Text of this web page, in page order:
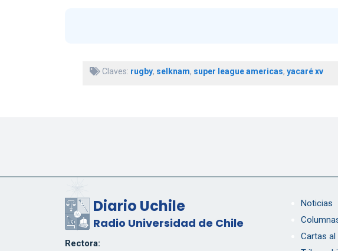
Claves: rugby, selknam, super league americas, yacaré xv
Diario Uchile
Radio Universidad de Chile
Rectora:
Noticias
Cartas al